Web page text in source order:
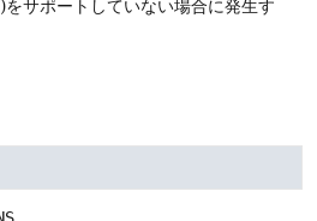
)をサポートしていない場合に発生す